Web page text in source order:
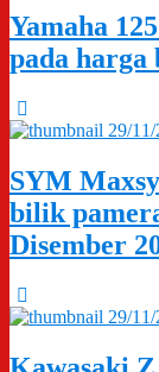
Yamaha
pada harga
29/
SYM
bilik
Disember
29/